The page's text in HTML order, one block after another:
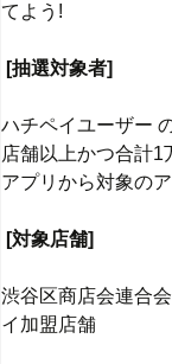
てよう!
[抽選対象者]
ハチペイユーザー
店舗以上かつ合計1
アプリから対象の
[対象店舗]
渋谷区商店会連合
イ加盟店舗